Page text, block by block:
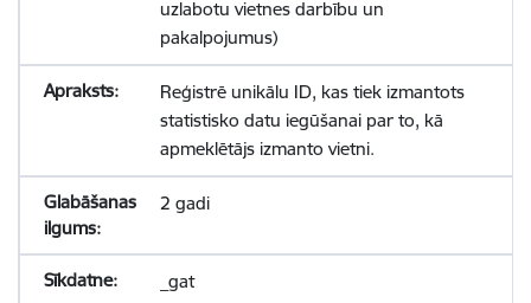
uzlabotu vietnes darbību un
pakalpojumus)
Reģistrē unikālu ID, kas tiek izmantots
statistisko datu iegūšanai par to, kā
apmeklētājs izmanto vietni.
2 gadi
_gat